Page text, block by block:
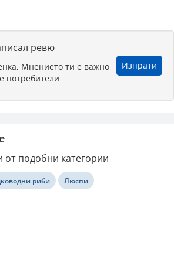
ревю
Мнението ти е важно
потребители
Изпрати
от подобни категории
риби Люспи